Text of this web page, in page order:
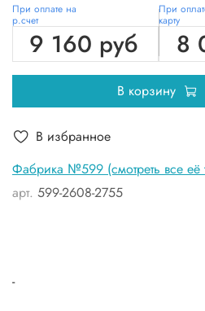
Фабрика №599 (смотреть все её
арт. 599-2608-2755
При оплате на
р.счет
9 160 руб
При
карту
8
В корзину
В избранное
-